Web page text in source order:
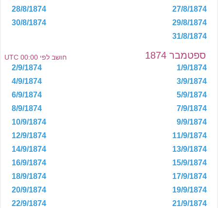
27/8/1874
28/8/1874
29/8/1874
30/8/1874
31/8/1874
ספטמבר 1874 חושב לפי 00:00 UTC
1/9/1874
2/9/1874
3/9/1874
4/9/1874
5/9/1874
6/9/1874
7/9/1874
8/9/1874
9/9/1874
10/9/1874
11/9/1874
12/9/1874
13/9/1874
14/9/1874
15/9/1874
16/9/1874
17/9/1874
18/9/1874
19/9/1874
20/9/1874
21/9/1874
22/9/1874